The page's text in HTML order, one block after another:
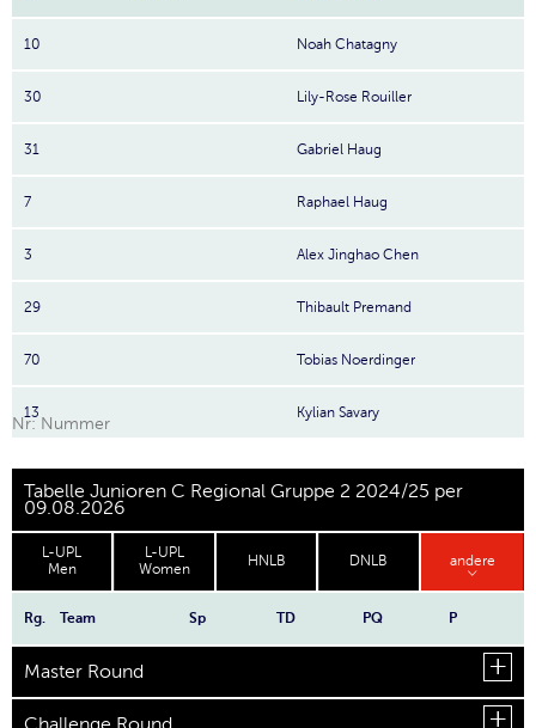
10 Noah Chatagny
30 Lily-Rose Rouiller
31 Gabriel Haug
7 Raphael Haug
3 Alex Jinghao Chen
29 Thibault Premand
70 Tobias Noerdinger
13 Kylian Savary
Nr: Nummer
Tabelle Junioren C Regional Gruppe 2 2024/25 per
09.08.2026
L-UPL
Men
L-UPL
Women
HNLB DNLB andere
Rg. Team Sp TD PQ P
Master Round